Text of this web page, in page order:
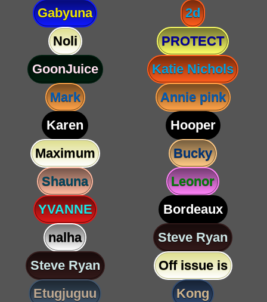
Gabyuna
2d
Noli
PROTECT
GoonJuice
Katie Nichols
Mark
Annie pink
Karen
Hooper
Maximum
Bucky
Shauna
Leonor
YVANNE
Bordeaux
nalha
Steve Ryan
Steve Ryan
Off issue is
Etugjuguu
Kong